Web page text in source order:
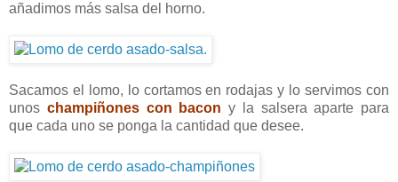
añadimos más salsa del horno.
Sacamos el lomo, lo cortamos en rodajas y lo servimos con
unos champiñones con bacon y la salsera aparte para
que cada uno se ponga la cantidad que desee.